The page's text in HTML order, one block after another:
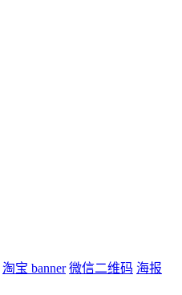
淘宝 banner 微信二维码 海报